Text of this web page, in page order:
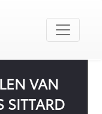
VAN
SITTARD